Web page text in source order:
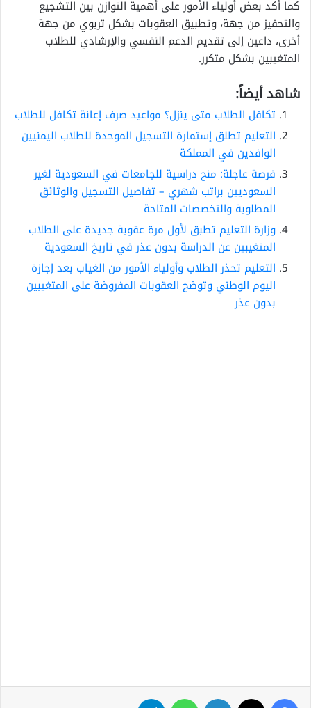
كما أكد بعض أولياء الأمور على أهمية التوازن بين التشجيع
والتحفيز من جهة، وتطبيق العقوبات بشكل تربوي من جهة
أخرى، داعين إلى تقديم الدعم النفسي والإرشادي للطلاب
المتغيبين بشكل متكرر.
شاهد أيضاً:
تكافل الطلاب متى ينزل؟ مواعيد صرف إعانة تكافل للطلاب
التعليم تطلق إستمارة التسجيل الموحدة للطلاب اليمنيين
الوافدين في المملكة
فرصة عاجلة: منح دراسية للجامعات في السعودية لغير
السعوديين براتب شهري – تفاصيل التسجيل والوثائق
المطلوبة والتخصصات المتاحة
وزارة التعليم تطبق لأول مرة عقوبة جديدة على الطلاب
المتغيبين عن الدراسة بدون عذر في تاريخ السعودية
التعليم تحذر الطلاب وأولياء الأمور من الغياب بعد إجازة
اليوم الوطني وتوضح العقوبات المفروضة على المتغيبين
بدون عذر
فيسبوك لينكدإن واتساب